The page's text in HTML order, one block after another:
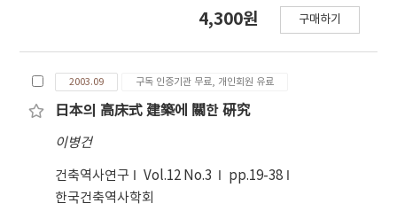
4,300원 구매하기
2003.09 구독 인증기관 무료, 개인회원 유료
日本의 高床式 建築에 關한 硏究
이병건
건축역사연구 Vol.12 No.3
pp.19-38
한국건축역사학회